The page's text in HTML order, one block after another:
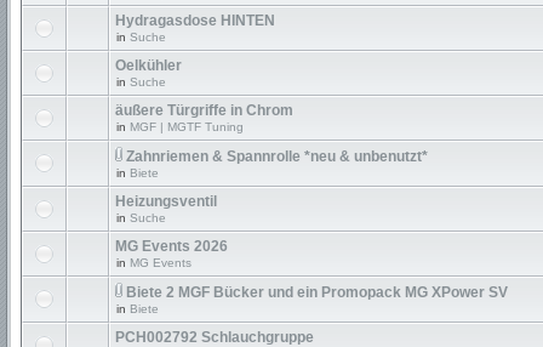
Hydragasdose HINTEN
in Suche
Oelkühler
in Suche
äußere Türgriffe in Chrom
in MGF | MGTF Tuning
Zahnriemen & Spannrolle *neu & unbenutzt*
in Biete
Heizungsventil
in Suche
MG Events 2026
in MG Events
Biete 2 MGF Bücker und ein Promopack MG XPower SV
in Biete
PCH002792 Schlauchgruppe